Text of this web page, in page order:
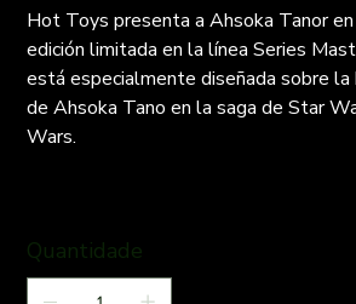
Hot Toys presenta a Ahsoka Tanor
edición limitada en la línea Series
está especialmente diseñada sobre la
de Ahsoka Tano en la saga de Star
Wars.
Quantidade